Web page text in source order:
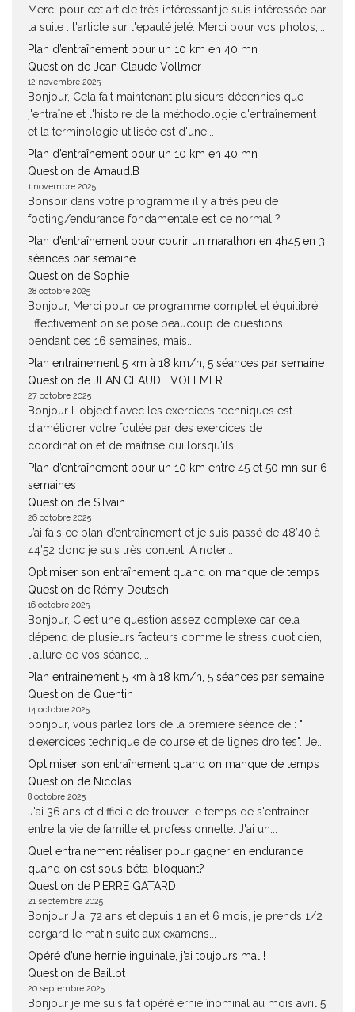
Merci pour cet article très intéressant.je suis intéressée par
la suite : l'article sur l'epaulé jeté. Merci pour vos photos,...
Plan d’entraînement pour un 10 km en 40 mn
Question de Jean Claude Vollmer
12 novembre 2025
Bonjour, Cela fait maintenant pluisieurs décennies que
j'entraîne et l'histoire de la méthodologie d'entraînement
et la terminologie utilisée est d'une...
Plan d’entraînement pour un 10 km en 40 mn
Question de Arnaud.B
1 novembre 2025
Bonsoir dans votre programme il y a très peu de
footing/endurance fondamentale est ce normal ?
Plan d’entraînement pour courir un marathon en 4h45 en 3
séances par semaine
Question de Sophie
28 octobre 2025
Bonjour, Merci pour ce programme complet et équilibré.
Effectivement on se pose beaucoup de questions
pendant ces 16 semaines, mais...
Plan entrainement 5 km à 18 km/h, 5 séances par semaine
Question de JEAN CLAUDE VOLLMER
27 octobre 2025
Bonjour L'objectif avec les exercices techniques est
d'améliorer votre foulée par des exercices de
coordination et de maîtrise qui lorsqu'ils...
Plan d’entraînement pour un 10 km entre 45 et 50 mn sur 6
semaines
Question de Silvain
26 octobre 2025
J’ai fais ce plan d’entraînement et je suis passé de 48’40 à
44’52 donc je suis très content. A noter...
Optimiser son entraînement quand on manque de temps
Question de Rémy Deutsch
16 octobre 2025
Bonjour, C'est une question assez complexe car cela
dépend de plusieurs facteurs comme le stress quotidien,
l'allure de vos séance,...
Plan entrainement 5 km à 18 km/h, 5 séances par semaine
Question de Quentin
14 octobre 2025
bonjour, vous parlez lors de la premiere séance de : "
d’exercices technique de course et de lignes droites". Je...
Optimiser son entraînement quand on manque de temps
Question de Nicolas
8 octobre 2025
J'ai 36 ans et difficile de trouver le temps de s'entrainer
entre la vie de famille et professionnelle. J'ai un...
Quel entrainement réaliser pour gagner en endurance
quand on est sous béta-bloquant?
Question de PIERRE GATARD
21 septembre 2025
Bonjour J'ai 72 ans et depuis 1 an et 6 mois, je prends 1/2
corgard le matin suite aux examens...
Opéré d’une hernie inguinale, j’ai toujours mal !
Question de Baillot
20 septembre 2025
Bonjour je me suis fait opéré ernie înominal au mois avril 5